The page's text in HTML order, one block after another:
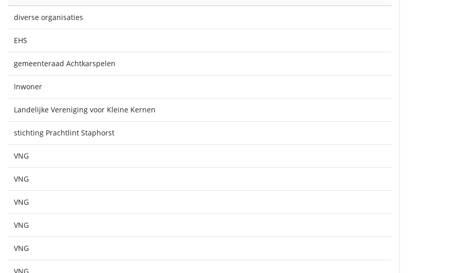
diverse organisaties
EHS
gemeenteraad Achtkarspelen
Inwoner
Landelijke Vereniging voor Kleine Kernen
stichting Prachtlint Staphorst
VNG
VNG
VNG
VNG
VNG